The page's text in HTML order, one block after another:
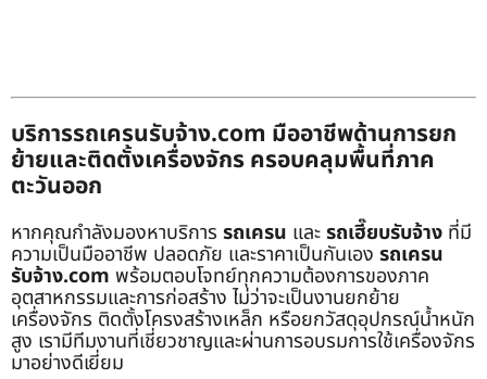
บริการรถเครนรับจ้าง.com มืออาชีพด้านการยก
ย้ายและติดตั้งเครื่องจักร ครอบคลุมพื้นที่ภาค
ตะวันออก
หากคุณกำลังมองหาบริการ รถเครน และรถเฮี๊ยบรับจ้าง ที่มี
ความเป็นมืออาชีพ ปลอดภัย และราคาเป็นกันเอง รถเครน
รับจ้าง.com พร้อมตอบโจทย์ทุกความต้องการของภาค
อุตสาหกรรมและการก่อสร้าง ไม่ว่าจะเป็นงานยกย้าย
เครื่องจักร ติดตั้งโครงสร้างเหล็ก หรือยกวัสดุอุปกรณ์น้ำหนัก
สูง เรามีทีมงานที่เชี่ยวชาญและผ่านการอบรมการใช้เครื่องจักร
มาอย่างดีเยี่ยม